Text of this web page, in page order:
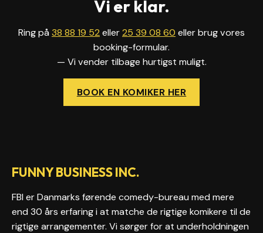
Vi er klar.
Ring på 38 88 19 52eller25 39 08 60 eller brug vores
booking-formular.
— Vi vender tilbage hurtigst muligt.
BOOK EN KOMIKER HER
FUNNY BUSINESS INC.
FBI er Danmarks førende comedy-bureau med mere
end 30 års erfaring i at matche de rigtige komikere til de
rigtige arrangementer. Vi sørger for at underholdningen